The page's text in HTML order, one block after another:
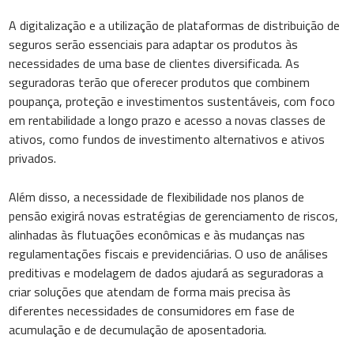
A digitalização e a utilização de plataformas de distribuição de
seguros serão essenciais para adaptar os produtos às
necessidades de uma base de clientes diversificada. As
seguradoras terão que oferecer produtos que combinem
poupança, proteção e investimentos sustentáveis, com foco
em rentabilidade a longo prazo e acesso a novas classes de
ativos, como fundos de investimento alternativos e ativos
privados.
Além disso, a necessidade de flexibilidade nos planos de
pensão exigirá novas estratégias de gerenciamento de riscos,
alinhadas às flutuações econômicas e às mudanças nas
regulamentações fiscais e previdenciárias. O uso de análises
preditivas e modelagem de dados ajudará as seguradoras a
criar soluções que atendam de forma mais precisa às
diferentes necessidades de consumidores em fase de
acumulação e de decumulação de aposentadoria.